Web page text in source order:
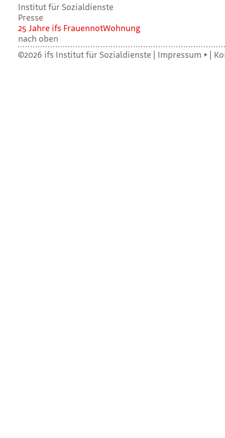
Institut für Sozialdienste
Presse
25 Jahre ifs Frau­en­not­Woh­nung
nach oben
©2026 ifs Institut für Sozialdienste | Impressum